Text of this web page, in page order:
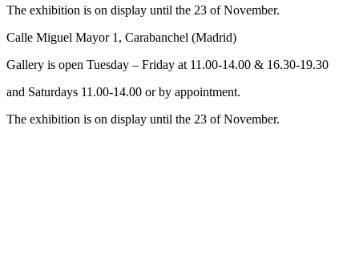
The exhibition is on display until the 23 of November.
Calle Miguel Mayor 1, Carabanchel (Madrid)
Gallery is open Tuesday – Friday at 11.00-14.00 & 16.30-19.30
and Saturdays 11.00-14.00 or by appointment.
The exhibition is on display until the 23 of November.